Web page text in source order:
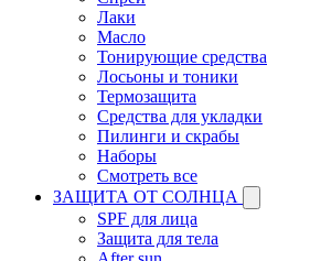
Лаки
Масло
Тонирующие средства
Лосьоны и тоники
Термозащита
Средства для укладки
Пилинги и скрабы
Наборы
Смотреть все
ЗАЩИТА ОТ СОЛНЦА
SPF для лица
Защита для тела